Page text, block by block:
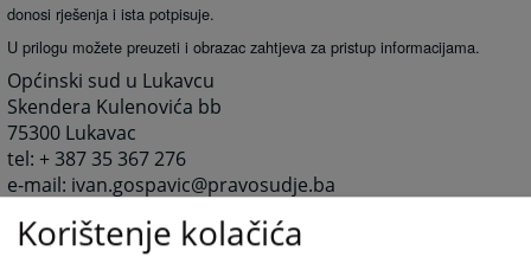
donosi rješenja i ista potpisuje.
U prilogu možete preuzeti i obrazac zahtjeva za pristup informacijama.
Općinski sud u Lukavcu
Skendera Kulenovića bb
75300 Lukavac
tel: + 387 35 367 276
e-mail: ivan.gospavic@pravosudje.ba
Korištenje kolačića